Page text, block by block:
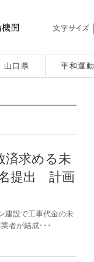
山口県 平和運動
求める未
提出 計画
建設で工事代金の未
者が結成･･･